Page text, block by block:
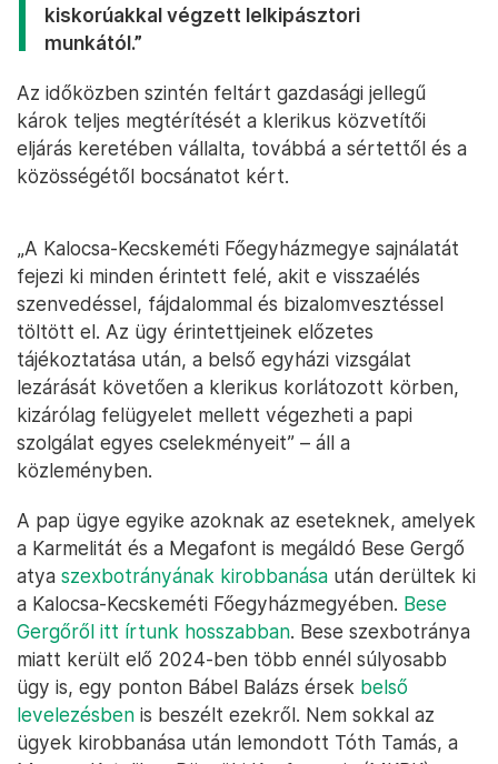
kiskorúakkal végzett lelkipásztori
munkától.”
Az időközben szintén feltárt gazdasági jellegű
károk teljes megtérítését a klerikus közvetítői
eljárás keretében vállalta, továbbá a sértettől és a
közösségétől bocsánatot kért.
„A Kalocsa-Kecskeméti Főegyházmegye sajnálatát
fejezi ki minden érintett felé, akit e visszaélés
szenvedéssel, fájdalommal és bizalomvesztéssel
töltött el. Az ügy érintettjeinek előzetes
tájékoztatása után, a belső egyházi vizsgálat
lezárását követően a klerikus korlátozott körben,
kizárólag felügyelet mellett végezheti a papi
szolgálat egyes cselekményeit” – áll a
közleményben.
A pap ügye egyike azoknak az eseteknek, amelyek
a Karmelitát és a Megafont is megáldó Bese Gergő
atya szexbotrányának kirobbanása után derültek ki
a Kalocsa-Kecskeméti Főegyházmegyében. Bese
Gergőről itt írtunk hosszabban. Bese szexbotránya
miatt került elő 2024-ben több ennél súlyosabb
ügy is, egy ponton Bábel Balázs érsek belső
levelezésben is beszélt ezekről. Nem sokkal az
ügyek kirobbanása után lemondott Tóth Tamás, a